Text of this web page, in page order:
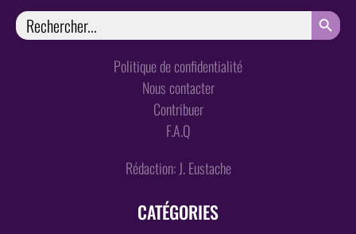
Search
for:
SEARCH
Politique de confidentialité
Nous contacter
Contribuer
F.A.Q
Rédaction: J. Eustache
CATÉGORIES